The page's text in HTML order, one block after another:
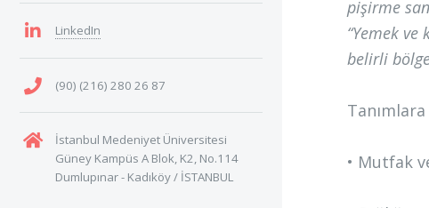
pişirme
“Yemek
belirli
• Mutfak
LinkedIn
(90) (216) 280 26 87
İstanbul Medeniyet Üniversitesi
Güney Kampüs A Blok, K2, No.114
Dumlupınar - Kadıköy / İSTANBUL